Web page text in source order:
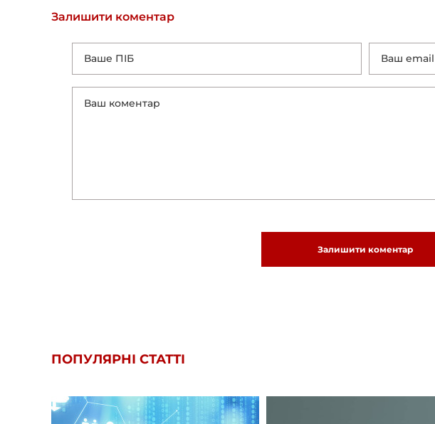
Залишити коментар
Залишити коментар
ПОПУЛЯРНІ СТАТТІ